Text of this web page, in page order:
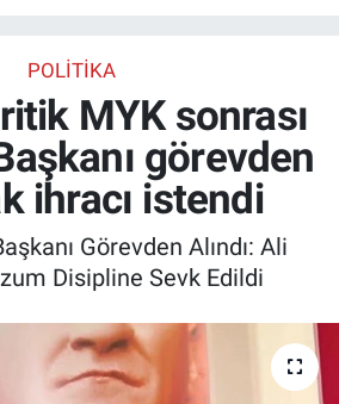
POLITIKA
MYK sonrası
görevden
ihracı istendi
Görevden Alındı: Ali
Disipline Sevk Edildi